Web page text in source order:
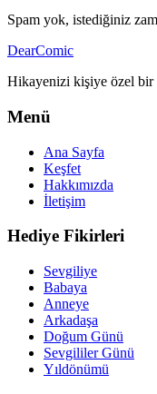
Spam yok, istediğiniz
DearComic
Hikayenizi kişiye özel bir
Menü
Ana Sayfa
Keşfet
Hakkımızda
İletişim
Hediye Fikirleri
Sevgiliye
Babaya
Anneye
Arkadaşa
Doğum Günü
Sevgililer Günü
Yıldönümü